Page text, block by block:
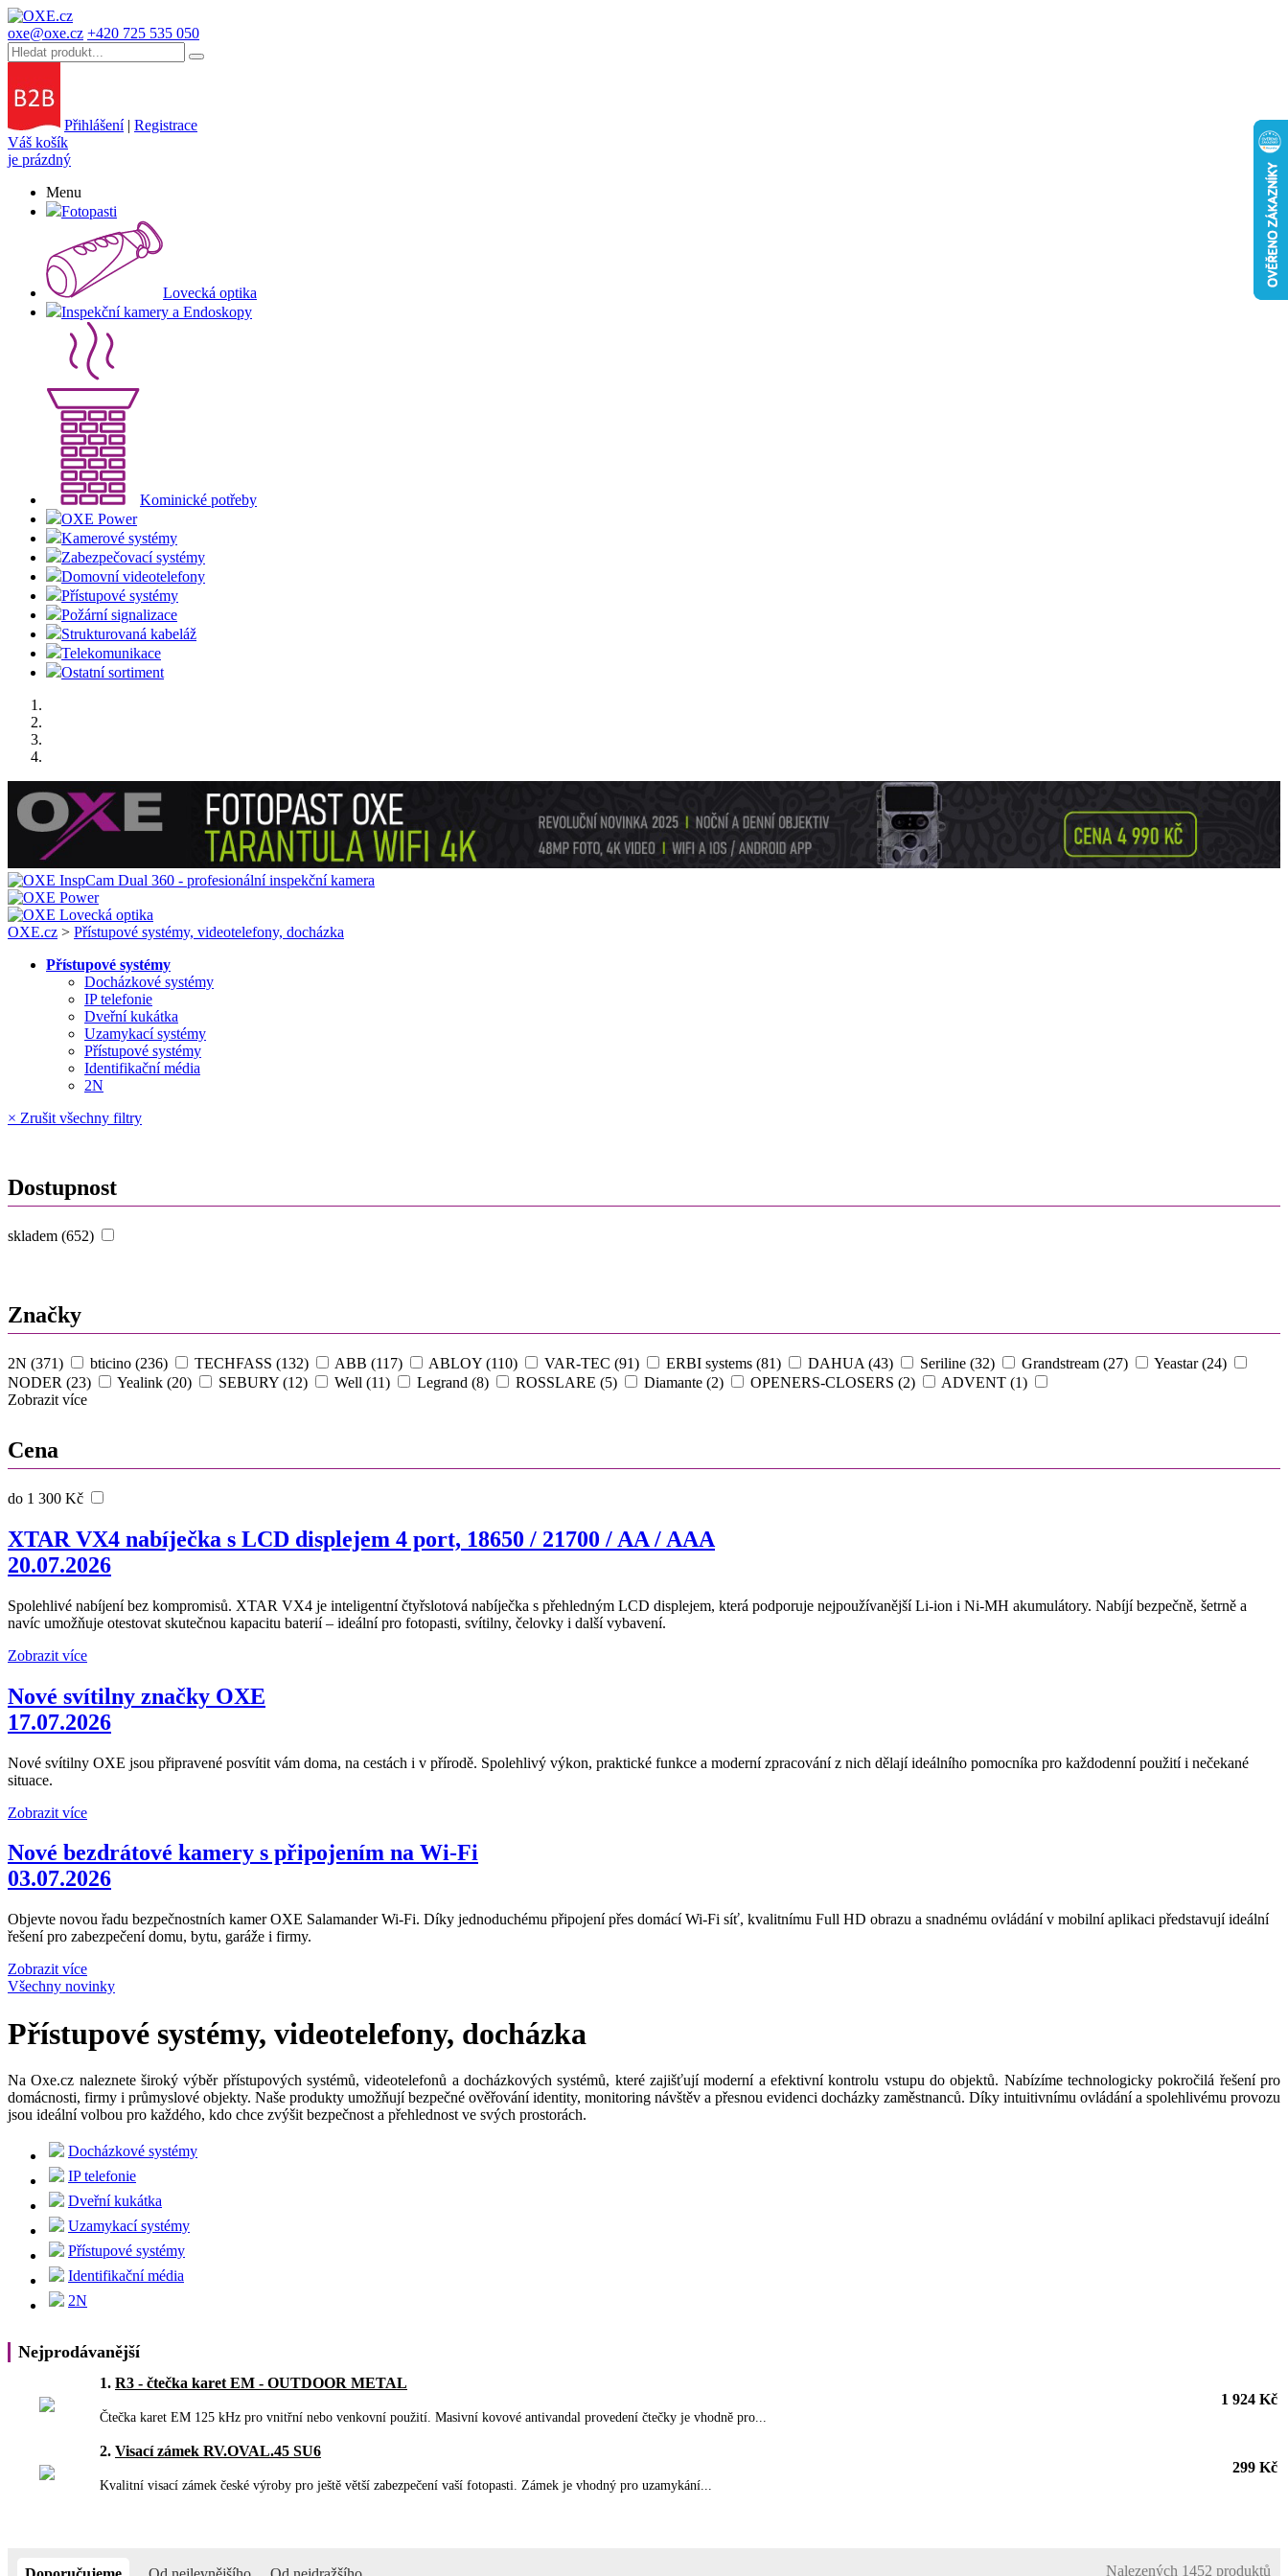
oxe@oxe.cz +420 725 535 050
Přihlášení| Registrace
Váš košík
je prázdný
Menu
Fotopasti
Lovecká optika
Inspekční kamery a Endoskopy
Kominické potřeby
OXE Power
Kamerové systémy
Zabezpečovací systémy
Domovní videotelefony
Přístupové systémy
Požární signalizace
Strukturovaná kabeláž
Telekomunikace
Ostatní sortiment
OXE.cz > Přístupové systémy, videotelefony, docházka
Přístupové systémy
Docházkové systémy
IP telefonie
Dveřní kukátka
Uzamykací systémy
Přístupové systémy
Identifikační média
2N
× Zrušit všechny filtry
Dostupnost
skladem (652)
Značky
2N (371) bticino (236) TECHFASS (132) ABB (117) ABLOY (110) VAR-TEC (91) ERBI systems (81) DAHUA (43) Seriline (32) Grandstream (27)
Yeastar (24)
NODER (23)
Yealink (20) SEBURY (12) Well (11) Legrand (8) ROSSLARE (5) Diamante (2) OPENERS-CLOSERS (2)
ADVENT (1)
Zobrazit více
Cena
do 1 300 Kč
XTAR VX4 nabíječka s LCD displejem 4 port, 18650 / 21700 / AA / AAA
20.07.2026
Spolehlivé nabíjení bez kompromisů. XTAR VX4 je inteligentní čtyřslotová nabíječka s přehledným LCD displejem, která podporuje nejpoužívanější Li-ion i Ni-MH akumulátory. Nabíjí bezpečně, šetrně a
navíc umožňuje otestovat skutečnou kapacitu baterií – ideální pro fotopasti, svítilny, čelovky i další vybavení.
Zobrazit více
Nové svítilny značky OXE
17.07.2026
Nové svítilny OXE jsou připravené posvítit vám doma, na cestách i v přírodě. Spolehlivý výkon, praktické funkce a moderní zpracování z nich dělají ideálního pomocníka pro každodenní použití i nečekané
situace.
Zobrazit více
Nové bezdrátové kamery s připojením na Wi-Fi
03.07.2026
Objevte novou řadu bezpečnostních kamer OXE Salamander Wi-Fi. Díky jednoduchému připojení přes domácí Wi-Fi síť, kvalitnímu Full HD obrazu a snadnému ovládání v mobilní aplikaci představují ideální
řešení pro zabezpečení domu, bytu, garáže i firmy.
Zobrazit více
Všechny novinky
Přístupové systémy, videotelefony, docházka
Na Oxe.cz naleznete široký výběr přístupových systémů, videotelefonů a docházkových systémů, které zajišťují moderní a efektivní kontrolu vstupu do objektů. Nabízíme technologicky pokročilá řešení pro
domácnosti, firmy i průmyslové objekty. Naše produkty umožňují bezpečné ověřování identity, monitoring návštěv a přesnou evidenci docházky zaměstnanců. Díky intuitivnímu ovládání a spolehlivému provozu
jsou ideální volbou pro každého, kdo chce zvýšit bezpečnost a přehlednost ve svých prostorách.
Docházkové systémy
IP telefonie
Dveřní kukátka
Uzamykací systémy
Přístupové systémy
Identifikační média
2N
Nejprodávanější
1. R3 - čtečka karet EM - OUTDOOR METAL
Čtečka karet EM 125 kHz pro vnitřní nebo venkovní použití. Masivní kovové antivandal provedení čtečky je vhodně pro...
1 924 Kč
2. Visací zámek RV.OVAL.45 SU6
Kvalitní visací zámek české výroby pro ještě větší zabezpečení vaší fotopasti. Zámek je vhodný pro uzamykání...
299 Kč
Nalezených 1452 produktů